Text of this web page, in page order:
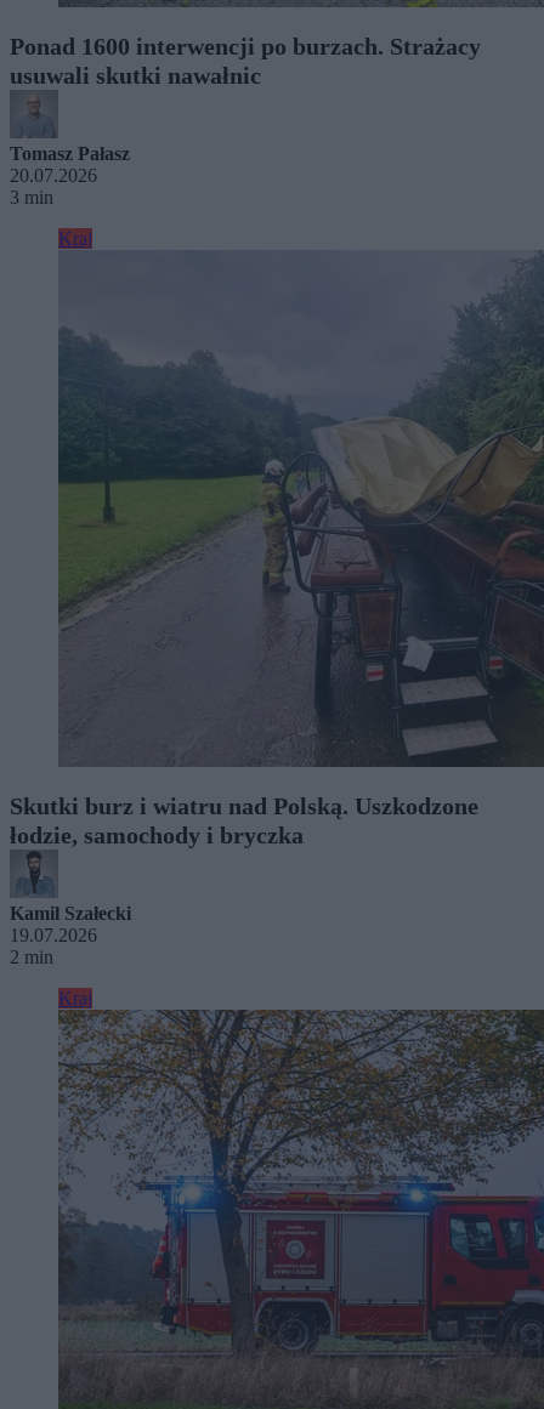
Ponad 1600 interwencji po burzach. Strażacy
usuwali skutki nawałnic
Tomasz Pałasz
20.07.2026
3 min
Kraj
Skutki burz i wiatru nad Polską. Uszkodzone
łodzie, samochody i bryczka
Kamil Szałecki
19.07.2026
2 min
Kraj